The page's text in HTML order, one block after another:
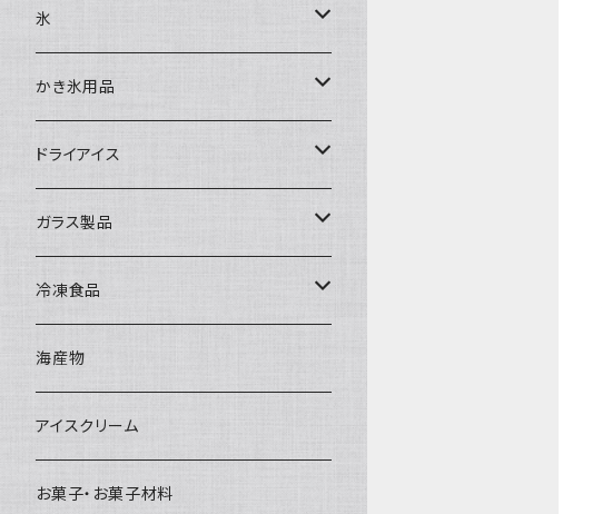
氷
富士天然水の氷
丸氷
直径70mm
直径65mm
角氷
砕氷
氷河の氷
氷アイテム
かき氷用品
かき氷シロップ
無果汁1.8Lパック
無果汁1Lパック
かき氷機・かき氷器
かき氷カップ
発泡スチロール無地-使い捨て
発泡スチロールプリント柄
かき氷スプーン・スプーンストロー
プラスチック・スプーン
プラスチック・スプーンストロー
コンデンスミルク・練乳・あんこ
かき氷セット
ドライアイス
ドライアイス3ｋｇ
ドライアイス4ｋｇ
ドライアイス5ｋｇ
ドライアイス8ｋｇ
ドライアイス10ｋｇ
ガラス製品
オンザロック・グラス
ビール・グラス
タンブラー
かき氷器
冷凍食品
肉まん・あんまん
パスタ・スパゲッティ
惣菜
海産物
アイスクリーム
お菓子・お菓子材料